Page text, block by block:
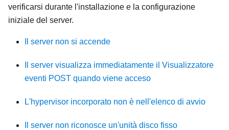
verificarsi durante l'installazione e la configurazione
iniziale del server.
Il server non si accende
Il server visualizza immediatamente il Visualizzatore
eventi POST quando viene acceso
L'hypervisor incorporato non è nell'elenco di avvio
Il server non riconosce un'unità disco fisso